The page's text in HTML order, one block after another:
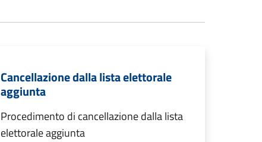
Cancellazione dalla lista elettorale
aggiunta
Procedimento di cancellazione dalla lista
elettorale aggiunta